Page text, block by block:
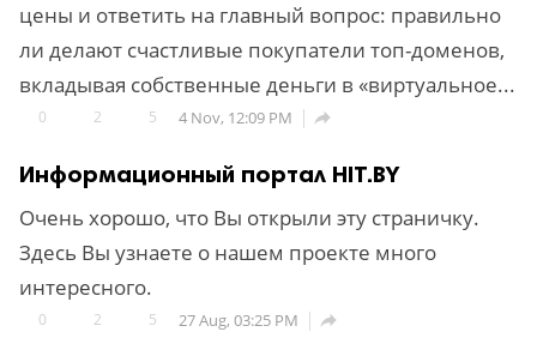
цены и ответить на главный вопрос: правильно
ли делают счастливые покупатели топ-доменов,
вкладывая собственные деньги в «виртуальное...
0 2 5 4 Nov, 12:09 PM 
Информационный портал HIT.BY
Очень хорошо, что Вы открыли эту страничку.
Здесь Вы узнаете о нашем проекте много
интересного.
0 2 5 27 Aug, 03:25 PM 